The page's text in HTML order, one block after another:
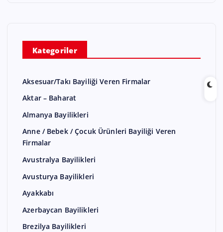
Kategoriler
Aksesuar/Takı Bayiliği Veren Firmalar
Aktar – Baharat
Almanya Bayilikleri
Anne / Bebek / Çocuk Ürünleri Bayiliği Veren
Firmalar
Avustralya Bayilikleri
Avusturya Bayilikleri
Ayakkabı
Azerbaycan Bayilikleri
Brezilya Bayilikleri